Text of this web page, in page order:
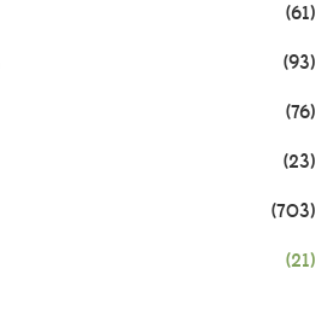
(61)
(93)
(76)
(23)
(703)
(21)